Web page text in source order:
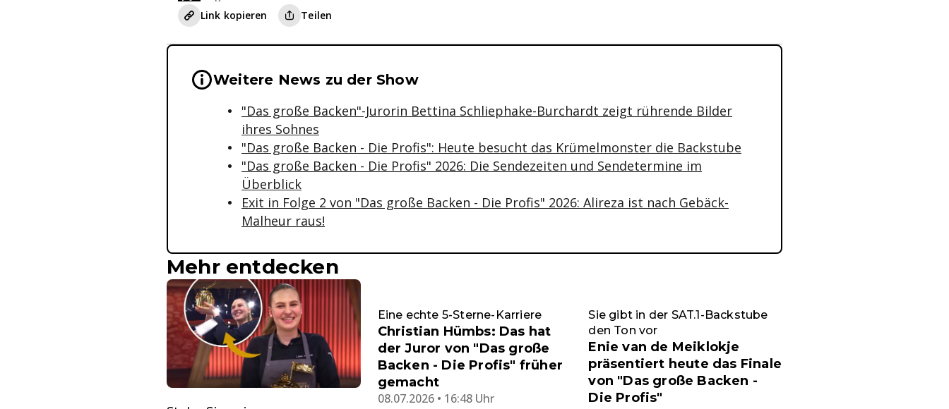
Link kopieren
Teilen
Wichtige Hinweise & Informationen zum Inhalt
Weitere News zu der Show
"Das große Backen"-Jurorin Bettina Schliephake-Burchardt zeigt rührende Bilder
ihres Sohnes
"Das große Backen - Die Profis": Heute besucht das Krümelmonster die Backstube
"Das große Backen - Die Profis" 2026: Die Sendezeiten und Sendetermine im
Überblick
Exit in Folge 2 von "Das große Backen - Die Profis" 2026: Alireza ist nach Gebäck-
Malheur raus!
Mehr entdecken
Eine echte 5-Sterne-Karriere
Christian Hümbs: Das hat
der Juror von "Das große
Backen - Die Profis" früher
gemacht
08.07.2026 • 16:48 Uhr
Sie gibt in der SAT.1-Backstube
den Ton vor
Enie van de Meiklokje
präsentiert heute das Finale
von "Das große Backen -
Die Profis"